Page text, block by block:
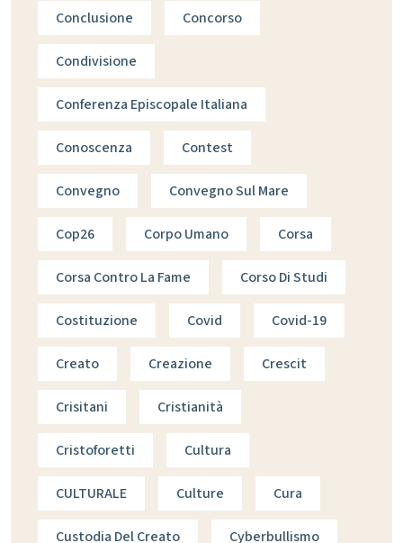
Conclusione Concorso
Condivisione
Conferenza Episcopale Italiana
Conoscenza Contest
Convegno Convegno Sul Mare
Cop26 Corpo Umano Corsa
Corsa Contro La Fame Corso Di Studi
Costituzione Covid Covid-19
Creato Creazione Crescit
Crisitani Cristianità
Cristoforetti Cultura
CULTURALE Culture Cura
Custodia Del Creato Cyberbullismo